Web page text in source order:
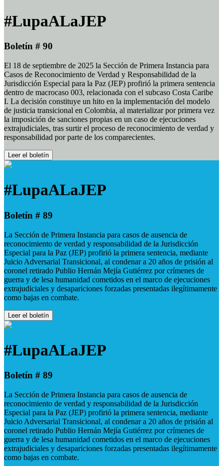
#LupaALaJEP
Boletín # 90
El 18 de septiembre de 2025 la Sección de Primera Instancia para
Casos de Reconocimiento de Verdad y Responsabilidad de la
Jurisdicción Especial para la Paz (JEP) profirió la primera sentencia
dentro de macrocaso 003, relacionada con el subcaso Costa Caribe
I. La decisión constituye un hito en la implementación del modelo
de justicia transicional en Colombia, al materializar por primera vez
la imposición de sanciones propias en un caso de ejecuciones
extrajudiciales, tras surtir el proceso de reconocimiento de verdad y
responsabilidad por parte de los comparecientes.
Leer el boletín
#LupaALaJEP
Boletín # 89
La Sección de Primera Instancia para casos de ausencia de
reconocimiento de verdad y responsabilidad de la Jurisdicción
Especial para la Paz (JEP) profirió la primera sentencia, mediante
Juicio Adversarial Transicional, al condenar a 20 años de prisión al
coronel retirado Publio Hernán Mejía Gutiérrez por crímenes de
guerra y de lesa humanidad cometidos en el marco de ejecuciones
extrajudiciales y desapariciones forzadas presentadas ilegítimamente
como bajas en combate.
Leer el boletín
#LupaALaJEP
Boletín # 89
La Sección de Primera Instancia para casos de ausencia de
reconocimiento de verdad y responsabilidad de la Jurisdicción
Especial para la Paz (JEP) profirió la primera sentencia, mediante
Juicio Adversarial Transicional, al condenar a 20 años de prisión al
coronel retirado Publio Hernán Mejía Gutiérrez por crímenes de
guerra y de lesa humanidad cometidos en el marco de ejecuciones
extrajudiciales y desapariciones forzadas presentadas ilegítimamente
como bajas en combate.